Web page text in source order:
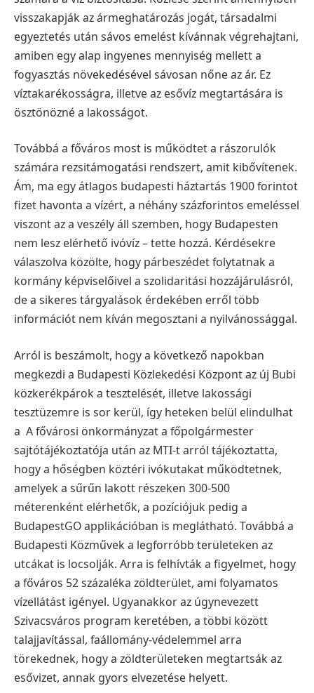
visszakapják az ármeghatározás jogát, társadalmi
egyeztetés után sávos emelést kívánnak végrehajtani,
amiben egy alap ingyenes mennyiség mellett a
fogyasztás növekedésével sávosan nőne az ár. Ez
víztakarékosságra, illetve az esővíz megtartására is
ösztönözné a lakosságot.
Továbbá a főváros most is működtet a rászorulók
számára rezsitámogatási rendszert, amit kibővítenek.
Ám, ma egy átlagos budapesti háztartás 1900 forintot
fizet havonta a vízért, a néhány százforintos emeléssel
viszont az a veszély áll szemben, hogy Budapesten
nem lesz elérhető ivóvíz – tette hozzá. Kérdésekre
válaszolva közölte, hogy párbeszédet folytatnak a
kormány képviselőivel a szolidaritási hozzájárulásról,
de a sikeres tárgyalások érdekében erről több
információt nem kíván megosztani a nyilvánossággal.
Arról is beszámolt, hogy a következő napokban
megkezdi a Budapesti Közlekedési Központ az új Bubi
közkerékpárok a tesztelését, illetve lakossági
tesztüzemre is sor kerül, így heteken belül elindulhat
a A fővárosi önkormányzat a főpolgármester
sajtótájékoztatója után az MTI-t arról tájékoztatta,
hogy a hőségben köztéri ivókutakat működtetnek,
amelyek a sűrűn lakott részeken 300-500
méterenként elérhetők, a pozíciójuk pedig a
BudapestGO applikációban is meglátható. Továbbá a
Budapesti Közművek a legforróbb területeken az
utcákat is locsolják. Arra is felhívták a figyelmet, hogy
a főváros 52 százaléka zöldterület, ami folyamatos
vízellátást igényel. Ugyanakkor az úgynevezett
Szivacsváros program keretében, a többi között
talajjavítással, faállomány-védelemmel arra
törekednek, hogy a zöldterületeken megtartsák az
esővizet, annak gyors elvezetése helyett.